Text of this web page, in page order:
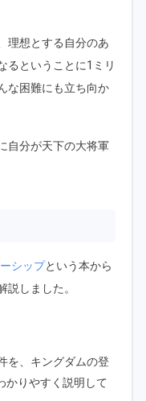
理想とする自分のあ
るということに1ミリ
な困難にも立ち向か
自分が天下の大将軍
シップという本から
説しました。
を、キングダムの登
かりやすく説明して